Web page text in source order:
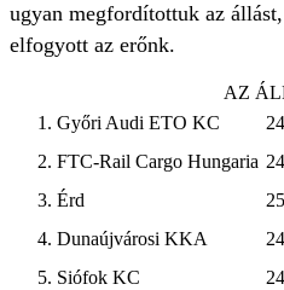
ugyan megfordítottuk az
elfogyott az erőnk.
AZ
1. Győri Audi ETO KC
24
2. FTC-Rail Cargo Hungaria 24
3. Érd
25
4. Dunaújvárosi KKA
24
5. Siófok KC
24